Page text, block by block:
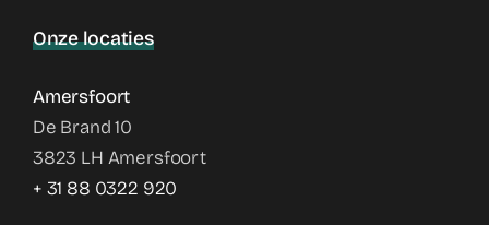
Onze locaties
Amersfoort
De Brand 10
3823 LH Amersfoort
+ 31 88 0322 920